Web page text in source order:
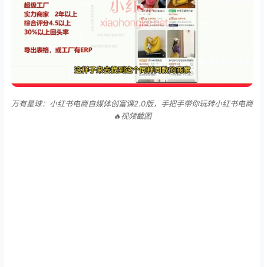
万有星球：小红书电商自媒体创富课2.0版，手把手带你玩转小红书电商
🔥视频截图